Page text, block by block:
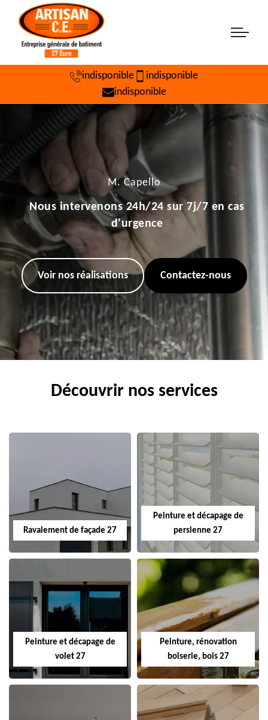
indisponible
indisponible
indisponible
M. Capello
Nous intervenons 24h/24 sur 7j/7 en cas
d'urgence
Voir nos réalisations Contactez-nous
Découvrir nos services
Ravalement de façade 27
Peinture et décapage de
persienne 27
Peinture et décapage de
volet 27
Peinture, rénovation
boiserie, bois 27